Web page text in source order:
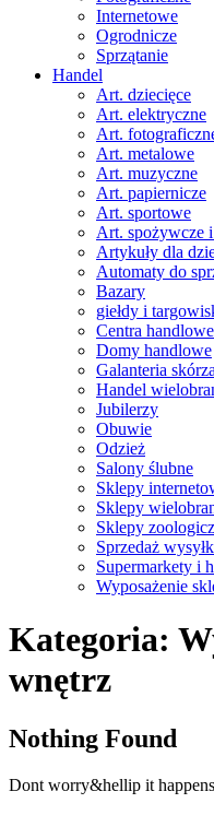
Internetowe
Ogrodnicze
Sprzątanie
Handel
Art. dziecięce
Art. elektryczne
Art.
Art. metalowe
Art. muzyczne
Art. papiernicze
Art. sportowe
Art. spożywcze
Artykuły dla
Automaty do
Bazary
giełdy i
Centra handlowe
Domy handlowe
Galanteria
Handel
Jubilerzy
Obuwie
Odzież
Salony ślubne
Sklepy
Sklepy
Sklepy
Sprzedaż
Supermarkety i
Wyposażenie
Menu
Kategoria:
wnętrz
Nothing Found
Dont worry&hellip it